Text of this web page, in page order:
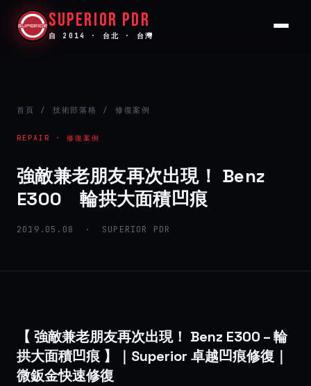
SUPERIOR PDR
自 2014 · 台北 · 台灣
首頁 / 技術部落格 / 修復案例
REPAIR · 修復案例
強敵兼老朋友再次出現！ Benz
E300 輪拱大面積凹痕
2019.05.08 · SUPERIOR PDR
【 強敵兼老朋友再次出現！ Benz E300 – 輪
拱大面積凹痕 】｜Superior 卓越凹痕修復｜
微鈑金快速修復